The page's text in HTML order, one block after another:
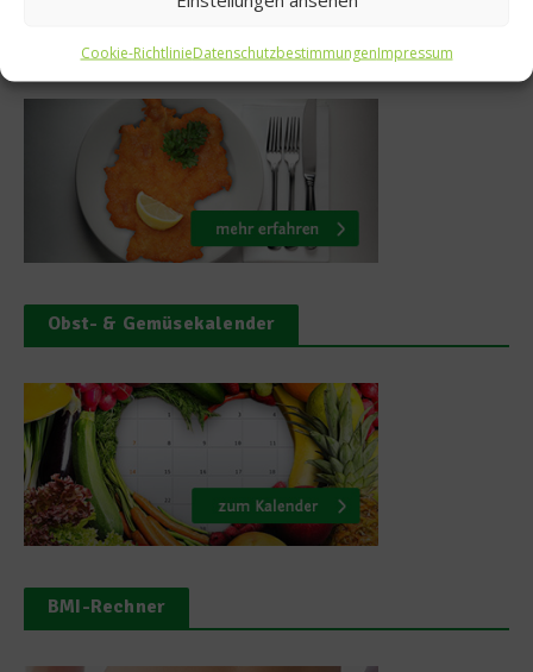
Cookie-RichtlinieDatenschutzbestimmungenImpressum
Obst- & Gemüsekalender
BMI-Rechner